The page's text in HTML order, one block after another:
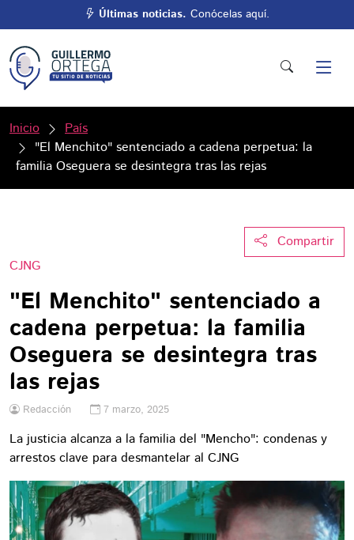
Últimas noticias. Conócelas aquí.
Inicio
País
"El Menchito" sentenciado a cadena perpetua: la
familia Oseguera se desintegra tras las rejas
Compartir
CJNG
"El Menchito" sentenciado a
cadena perpetua: la familia
Oseguera se desintegra tras
las rejas
Redacción 7 marzo, 2025
La justicia alcanza a la familia del "Mencho": condenas y
arrestos clave para desmantelar al CJNG